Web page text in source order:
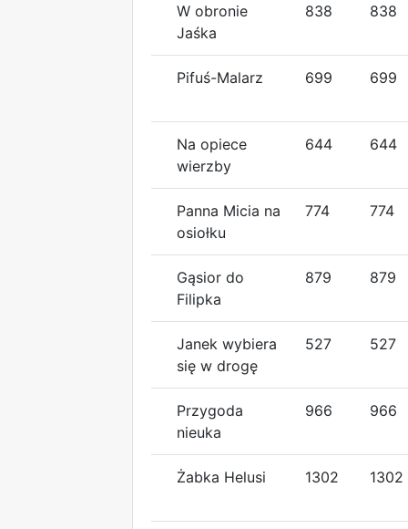
W obronie
Jaśka
838 838
Pifuś-Malarz 699 699
Na opiece
wierzby
644 644
Panna Micia na
osiołku
774 774
Gąsior do
Filipka
879 879
Janek wybiera
się w drogę
527 527
Przygoda
nieuka
966 966
Żabka Helusi 1302 1302